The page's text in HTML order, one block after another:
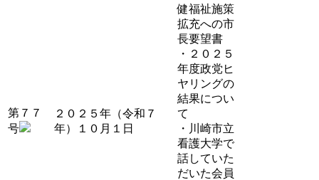
第７７
号
２０２５年（令和７
年）１０月１日
健福祉施策
拡充への市
長要望書
・２０２５
年度政党ヒ
ヤリングの
結果につい
て
・川崎市立
看護大学で
話していた
だいた会員